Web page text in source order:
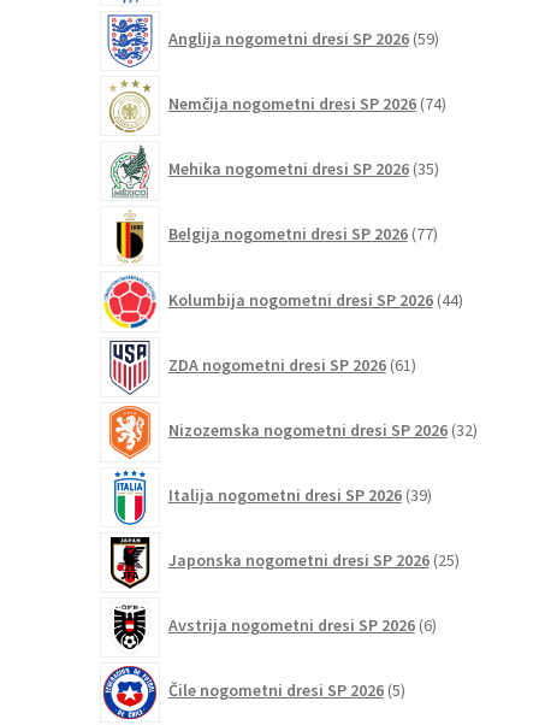
Anglija nogometni dresi SP 2026 59izdelkov
Nemčija nogometni dresi SP 2026 74izdelkov
Mehika nogometni dresi SP 2026 35izdelkov
Belgija nogometni dresi SP 2026 77izdelkov
Kolumbija nogometni dresi SP 2026 44izdelkov
ZDA nogometni dresi SP 2026 61izdelkov
Nizozemska nogometni dresi SP 2026 32izdelkov
Italija nogometni dresi SP 2026 39izdelkov
Japonska nogometni dresi SP 2026 25izdelkov
Avstrija nogometni dresi SP 2026 6izdelkov
Čile nogometni dresi SP 2026 5izdelkov